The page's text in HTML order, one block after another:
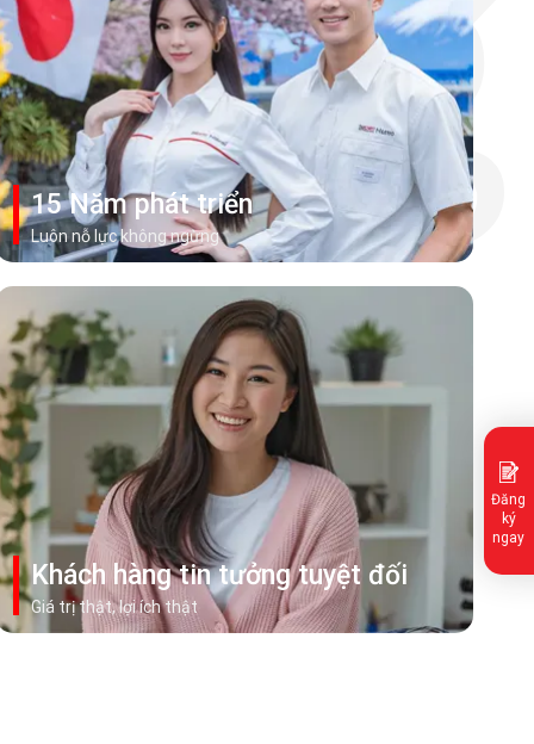
15 Năm phát triển
Luôn nỗ lực không ngừng
Xem thêm
Khách hàng tin tưởng tuyệt đối
Giá trị thật, lợi ích thật
Xem thêm
Đăng
ký
ngay